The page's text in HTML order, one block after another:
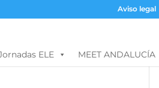
Aviso legal
ELE MEET ANDALUCÍA